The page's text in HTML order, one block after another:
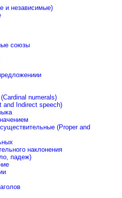
и независимые)
союзы
numerals)
and Indirect speech)
(Proper and
наклонения
падеж)